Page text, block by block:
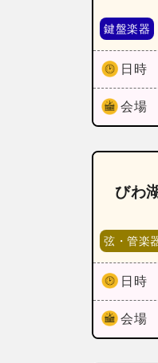
鍵盤楽器
日時
会場
びわ
弦・管楽
日時
会場